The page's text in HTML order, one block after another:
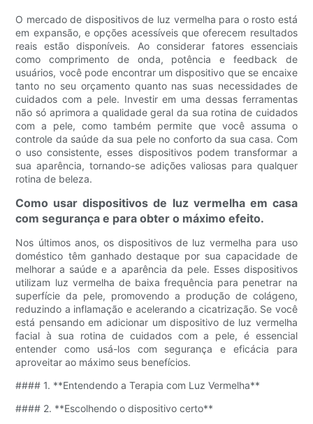
O mercado de dispositivos de luz vermelha para o rosto está
em expansão, e opções acessíveis que oferecem resultados
reais estão disponíveis. Ao considerar fatores essenciais
como comprimento de onda, potência e feedback de
usuários, você pode encontrar um dispositivo que se encaixe
tanto no seu orçamento quanto nas suas necessidades de
cuidados com a pele. Investir em uma dessas ferramentas
não só aprimora a qualidade geral da sua rotina de cuidados
com a pele, como também permite que você assuma o
controle da saúde da sua pele no conforto da sua casa. Com
o uso consistente, esses dispositivos podem transformar a
sua aparência, tornando-se adições valiosas para qualquer
rotina de beleza.
Como usar dispositivos de luz vermelha em casa
com segurança e para obter o máximo efeito.
Nos últimos anos, os dispositivos de luz vermelha para uso
doméstico têm ganhado destaque por sua capacidade de
melhorar a saúde e a aparência da pele. Esses dispositivos
utilizam luz vermelha de baixa frequência para penetrar na
superfície da pele, promovendo a produção de colágeno,
reduzindo a inflamação e acelerando a cicatrização. Se você
está pensando em adicionar um dispositivo de luz vermelha
facial à sua rotina de cuidados com a pele, é essencial
entender como usá-los com segurança e eficácia para
aproveitar ao máximo seus benefícios.
#### 1. **Entendendo a Terapia com Luz Vermelha**
#### 2. **Escolhendo o dispositivo certo**